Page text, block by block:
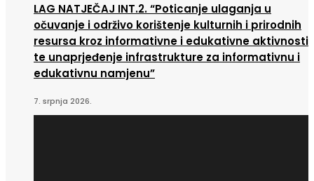
LAG NATJEČAJ INT.2. “Poticanje ulaganja u
očuvanje i održivo korištenje kulturnih i prirodnih
resursa kroz informativne i edukativne aktivnosti
te unaprjeđenje infrastrukture za informativnu i
edukativnu namjenu”
7. srpnja 2026.